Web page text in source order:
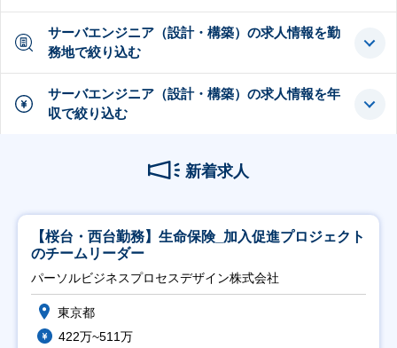
サーバエンジニア（設計・構築）の求人情報を勤
務地で絞り込む
サーバエンジニア（設計・構築）の求人情報を年
収で絞り込む
新着求人
【桜台・西台勤務】生命保険_加入促進プロジェクト
のチームリーダー
パーソルビジネスプロセスデザイン株式会社
東京都
422万~511万